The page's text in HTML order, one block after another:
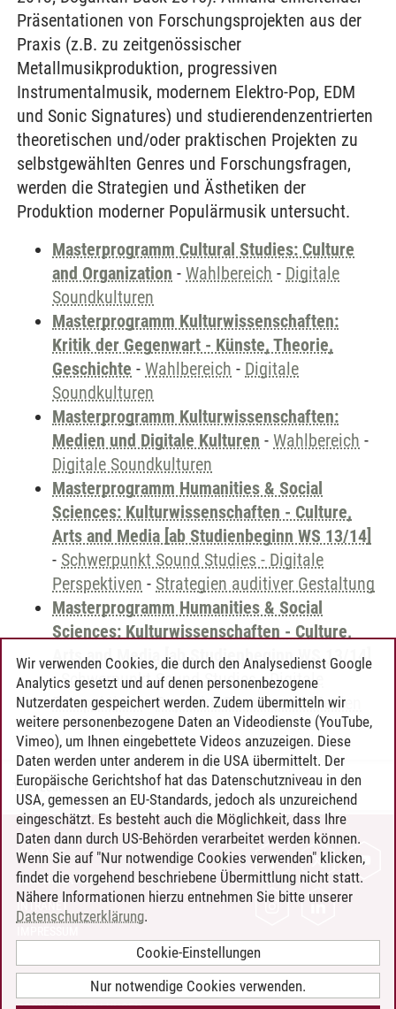
Präsentationen von Forschungsprojekten aus der
Praxis (z.B. zu zeitgenössischer
Metallmusikproduktion, progressiven
Instrumentalmusik, modernem Elektro-Pop, EDM
und Sonic Signatures) und studierendenzentrierten
theoretischen und/oder praktischen Projekten zu
selbstgewählten Genres und Forschungsfragen,
werden die Strategien und Ästhetiken der
Produktion moderner Populärmusik untersucht.
Masterprogramm Cultural Studies: Culture
and Organization - Wahlbereich - Digitale
Soundkulturen
Masterprogramm Kulturwissenschaften:
Kritik der Gegenwart - Künste, Theorie,
Geschichte - Wahlbereich - Digitale
Soundkulturen
Masterprogramm Kulturwissenschaften:
Medien und Digitale Kulturen - Wahlbereich -
Digitale Soundkulturen
Masterprogramm Humanities & Social
Sciences: Kulturwissenschaften - Culture,
Arts and Media [ab Studienbeginn WS 13/14]
- Schwerpunkt Sound Studies - Digitale
Perspektiven - Strategien auditiver Gestaltung
Masterprogramm Humanities & Social
Sciences: Kulturwissenschaften - Culture,
Arts and Media [ab Studienbeginn WS 13/14]
-Schwerpunkt Sound Studies - Digitale
Perspektiven-Populäre Sounds und Medien
Timo Leder/30.06.2024
KONTAKT
LEUPHANA ALS ARBEITGEBER
INTRANET
BARRIEREFREIHEIT
Wir verwenden Cookies, die durch den Analysedienst Google
Analytics gesetzt und auf denen personenbezogene
Nutzerdaten gespeichert werden. Zudem übermitteln wir
weitere personenbezogene Daten an Videodienste (YouTube,
Vimeo), um Ihnen eingebettete Videos anzuzeigen. Diese
Daten werden unter anderem in die USA übermittelt. Der
Europäische Gerichtshof hat das Datenschutzniveau in den
USA, gemessen an EU-Standards, jedoch als unzureichend
eingeschätzt. Es besteht auch die Möglichkeit, dass Ihre
Daten dann durch US-Behörden verarbeitet werden können.
Wenn Sie auf "Nur notwendige Cookies verwenden" klicken,
findet die vorgehend beschriebene Übermittlung nicht statt.
Nähere Informationen hierzu entnehmen Sie bitte unserer
Datenschutzerklärung.
Cookie-Einstellungen
Nur notwendige Cookies verwenden.